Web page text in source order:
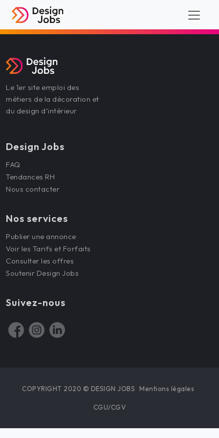
Le 1er site emploi des
métiers de la décoration et
du design d’intérieur
Design Jobs
FAQ
Tendances RH
Nous contacter
Nos services
Publier une annonce
Voir les Tarifs et Forfaits
Consulter les offres
Soutenir Design Jobs
Suivez-nous
COPYRIGHT 2020 © DESIGN JOBS Mentions légales
CGU/CGV